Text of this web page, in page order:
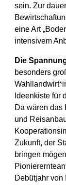
sein. Zur
eine Art
intensivem
Die
besonders
Ideenkiste für
Da wären das
und
Zukunft, der
bringen
Debütjahr von